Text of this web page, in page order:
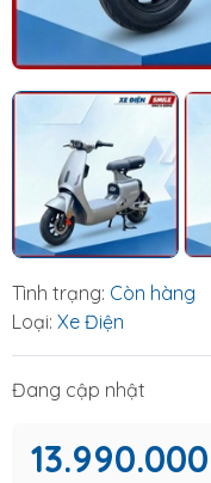
Tình trạng: Còn hàng
Loại: Xe Điện
Đang cập nhật